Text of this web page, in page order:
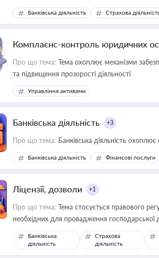
ризиків недійсності та забезпечувати їх
Банківська діяльність Страхова
Комплаєнс-контроль юридичних
Про що тема: Тема охоплює механізми
та підвищення прозорості діяльності
Управління активами
Банківська діяльність +3
Про що тема: Банківська діяльність
Банківська діяльність Фінансові послуги
Ліцензії, дозволи +1
Про що тема: Тема стосується правового
необхідних для провадження господарської
Банківська
діяльність
Страхова
діяльність